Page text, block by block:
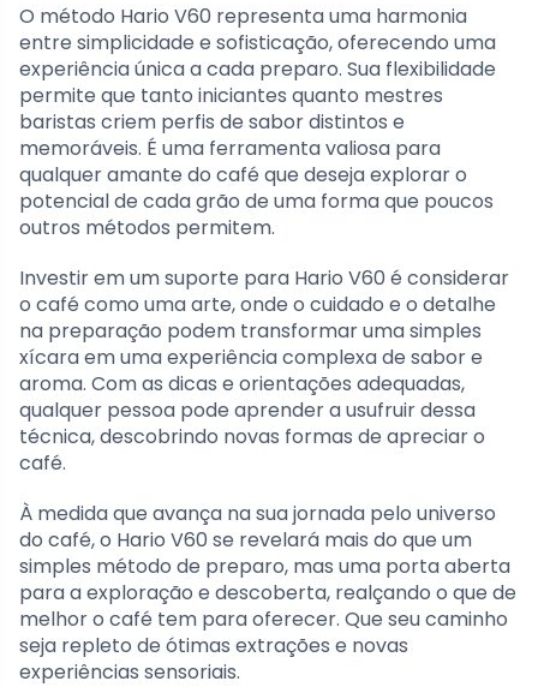
O método Hario V60 representa uma harmonia
entre simplicidade e sofisticação, oferecendo uma
experiência única a cada preparo. Sua flexibilidade
permite que tanto iniciantes quanto mestres
baristas criem perfis de sabor distintos e
memoráveis. É uma ferramenta valiosa para
qualquer amante do café que deseja explorar o
potencial de cada grão de uma forma que poucos
outros métodos permitem.
Investir em um suporte para Hario V60 é considerar
o café como uma arte, onde o cuidado e o detalhe
na preparação podem transformar uma simples
xícara em uma experiência complexa de sabor e
aroma. Com as dicas e orientações adequadas,
qualquer pessoa pode aprender a usufruir dessa
técnica, descobrindo novas formas de apreciar o
café.
À medida que avança na sua jornada pelo universo
do café, o Hario V60 se revelará mais do que um
simples método de preparo, mas uma porta aberta
para a exploração e descoberta, realçando o que de
melhor o café tem para oferecer. Que seu caminho
seja repleto de ótimas extrações e novas
experiências sensoriais.